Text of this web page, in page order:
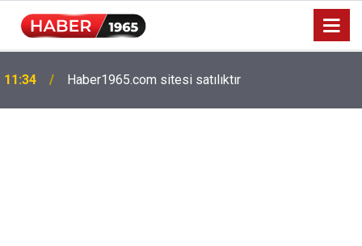
15:52
hesaplarda